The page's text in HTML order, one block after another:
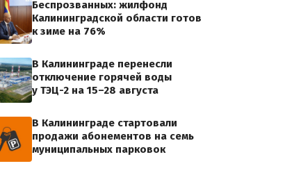
Беспрозванных: жилфонд
Калининградской области готов
к зиме на 76%
В Калининграде перенесли
отключение горячей воды
у ТЭЦ-2 на 15–28 августа
В Калининграде стартовали
продажи абонементов на семь
муниципальных парковок